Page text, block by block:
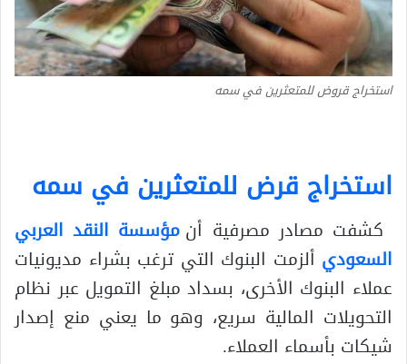
استخراج قروض للمتعثرين في سمه
استخراج قرض للمتعثرين في سمه
كشفت مصادر مصرفية أنمؤسسة النقد العربي
السعودي ألزمت البنوك التي ترغب بشراء مديونيات
عملاء البنوك الأخرى، بسداد مبلغ التمويل عبر نظام
التحويلات المالية سريع، وهو ما يعني منع إصدار
شيكات بأسماء العملاء.